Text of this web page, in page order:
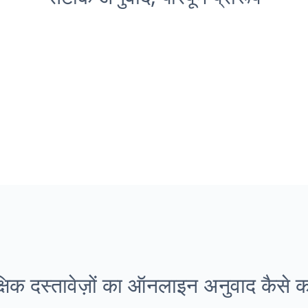
दस्तावेज़ों का ऑनलाइन अनुवाद कैसे